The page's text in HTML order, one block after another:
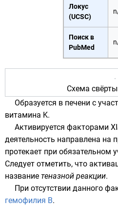
Локус
(UCSC)
Поиск в
PubMed
Схема
Образуется в печени с
витамина K.
Активируется факторами XI
деятельность направлена на
протекает при обязательном
Следует отметить, что
название теназной реакции.
При отсутствии данного
гемофилия B.